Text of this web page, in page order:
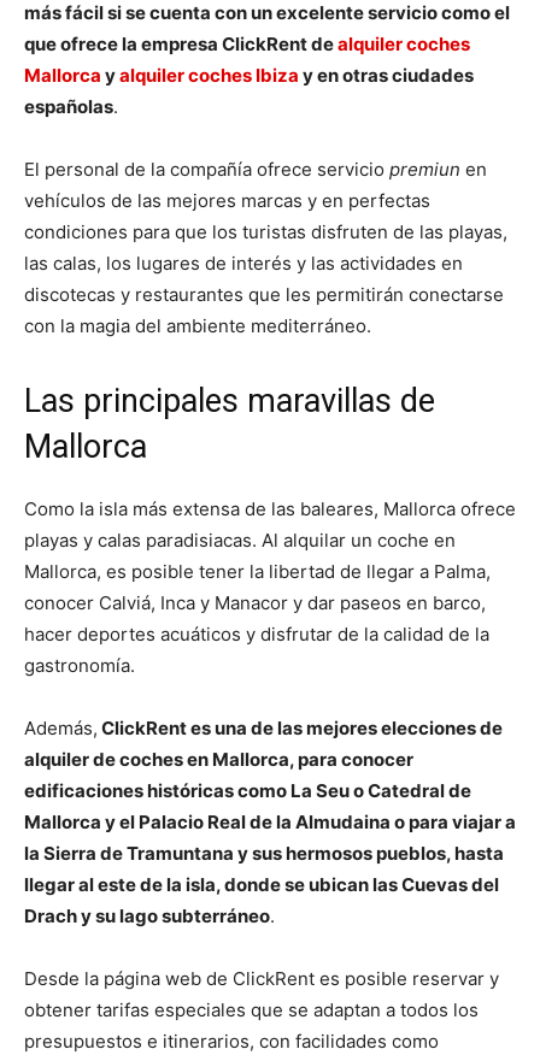
más fácil si se cuenta con un excelente servicio como el
que ofrece la empresa ClickRent dealquiler coches
Mallorca yalquiler coches Ibiza y en otras ciudades
españolas.
El personal de la compañía ofrece servicio premiun en
vehículos de las mejores marcas y en perfectas
condiciones para que los turistas disfruten de las playas,
las calas, los lugares de interés y las actividades en
discotecas y restaurantes que les permitirán conectarse
con la magia del ambiente mediterráneo.
Las principales maravillas de
Mallorca
Como la isla más extensa de las baleares, Mallorca ofrece
playas y calas paradisiacas. Al alquilar un coche en
Mallorca, es posible tener la libertad de llegar a Palma,
conocer Calviá, Inca y Manacor y dar paseos en barco,
hacer deportes acuáticos y disfrutar de la calidad de la
gastronomía.
Además, ClickRent es una de las mejores elecciones de
alquiler de coches en Mallorca, para conocer
edificaciones históricas como La Seu o Catedral de
Mallorca y el Palacio Real de la Almudaina o para viajar a
la Sierra de Tramuntana y sus hermosos pueblos, hasta
llegar al este de la isla, donde se ubican las Cuevas del
Drach y su lago subterráneo.
Desde la página web de ClickRent es posible reservar y
obtener tarifas especiales que se adaptan a todos los
presupuestos e itinerarios, con facilidades como